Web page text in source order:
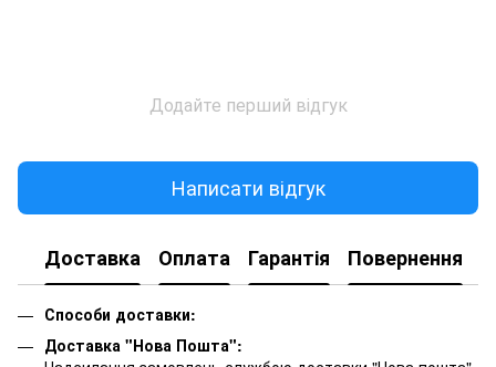
Додайте перший відгук
Написати відгук
Доставка Оплата Гарантія Повернення
Способи доставки:
Доставка "Нова Пошта":